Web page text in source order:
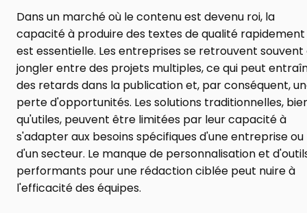
Dans un marché où le contenu est devenu roi, la
capacité à produire des textes de qualité rapidement
est essentielle. Les entreprises se retrouvent souvent
jongler entre des projets multiples, ce qui peut
des retards dans la publication et, par conséquent,
perte d'opportunités. Les solutions traditionnelles,
qu'utiles, peuvent être limitées par leur capacité à
s'adapter aux besoins spécifiques d'une entreprise ou
d'un secteur. Le manque de personnalisation et
performants pour une rédaction ciblée peut nuire à
l'efficacité des équipes.